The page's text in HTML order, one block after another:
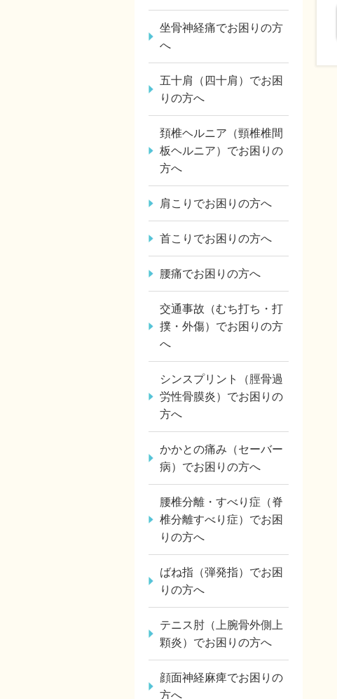
坐骨神経痛でお困りの方
へ
五十肩（四十肩）でお困
りの方へ
頚椎ヘルニア（頸椎椎間
板ヘルニア）でお困りの
方へ
肩こりでお困りの方へ
首こりでお困りの方へ
腰痛でお困りの方へ
交通事故（むち打ち・打
撲・外傷）でお困りの方
へ
シンスプリント（脛骨過
労性骨膜炎）でお困りの
方へ
かかとの痛み（セーバー
病）でお困りの方へ
腰椎分離・すべり症（脊
椎分離すべり症）でお困
りの方へ
ばね指（弾発指）でお困
りの方へ
テニス肘（上腕骨外側上
顆炎）でお困りの方へ
顔面神経麻痺でお困りの
方へ